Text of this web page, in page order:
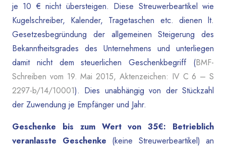
je 10 € nicht übersteigen. Diese Streuwerbeartikel wie
Kugelschreiber, Kalender, Tragetaschen etc. dienen lt.
Gesetzesbegründung der allgemeinen Steigerung des
Bekanntheitsgrades des Unternehmens und unterliegen
damit nicht dem steuerlichen Geschenkbegriff (BMF-
Schreiben vom 19. Mai 2015, Aktenzeichen: IV C 6 – S
2297-b/14/10001). Dies unabhängig von der Stückzahl
der Zuwendung je Empfänger und Jahr.
Geschenke bis zum Wert von 35€: Betrieblich
veranlasste Geschenke (keine Streuwerbeartikel) an